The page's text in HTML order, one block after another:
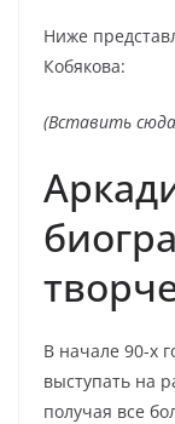
Ниже
Кобякова:
(Вставить
В начале 90-х
выступать на
получая все